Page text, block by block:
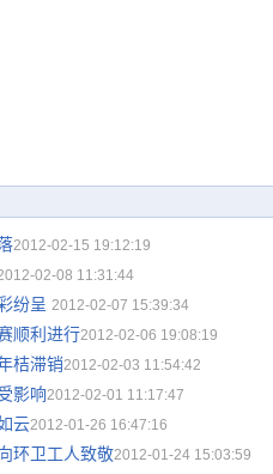
2012-02-15 19:12:19
02-08 11:31:44
纷呈 2012-02-07 15:39:34
顺利进行2012-02-06 19:08:19
桔滞销2012-02-03 11:54:42
影响2012-02-01 11:17:47
云2012-01-26 16:47:16
环卫工人致敬2012-01-24 15:03:59